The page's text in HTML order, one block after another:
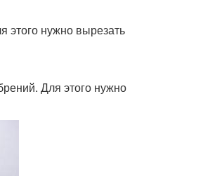
этого нужно вырезать
Для этого нужно